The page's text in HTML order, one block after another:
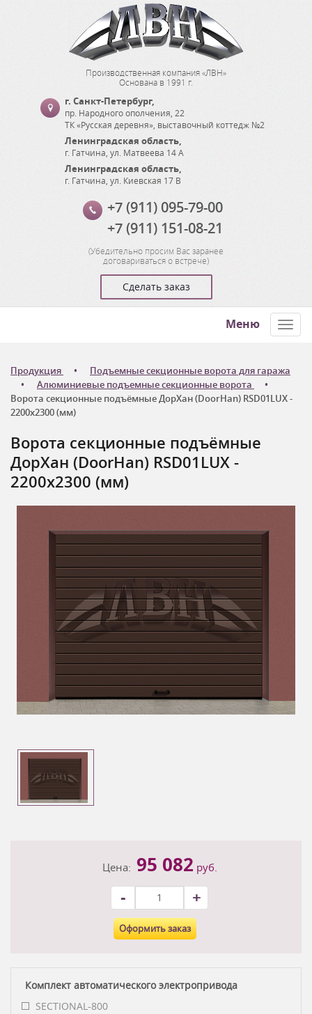
Производственная компания «ЛВН»
Основана в 1991 г.
г. Санкт-Петербург,
пр. Народного ополчения, 22
ТК «Русская деревня», выставочный коттедж №2
Ленинградская область,
г. Гатчина ул. Матвеева 14 А
Ленинградская область,
г. Гатчина ул. Киевская 17 В
+7 (911) 095-79-00
+7 (911) 151-08-21
(Убедительно просим Вас заранее
договариваться о встрече)
Сделать заказ
Меню
Продукция
Подъемные секционные ворота для гаража
Алюминиевые подъемные секционные ворота
Ворота секционные подъёмные ДорХан (DoorHan) RSD01LUX -
2200x2300 (мм)
Ворота секционные подъёмные
ДорХан (DoorHan) RSD01LUX -
2200x2300 (мм)
Цена: 95 082 руб.
- +
Оформить заказ
Комплект автоматического электропривода
SECTIONAL-800